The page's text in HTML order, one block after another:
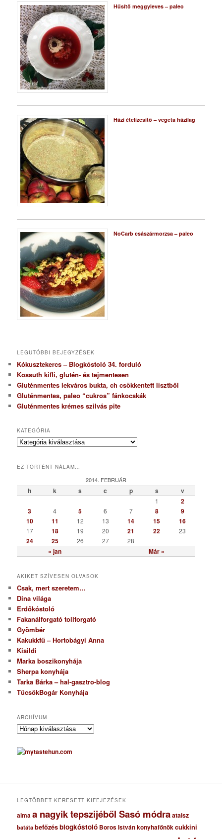
Hűsítő meggyleves – paleo
Házi ételízesítő – vegeta házilag
NoCarb császármorzsa – paleo
LEGUTÓBBI BEJEGYZÉSEK
Kókusztekercs – Blogkóstoló 34. forduló
Kossuth kifli, glutén- és tejmentesen
Gluténmentes lekváros bukta, ch csökkentett lisztből
Gluténmentes, paleo “cukros” fánkocskák
Gluténmentes krémes szilvás pite
KATEGÓRIA
K
e
ó
r
EZ TÖRTÉNT NÁLAM…
2014. FEBRUÁR
h k s c p s v
« jan Már »
1
2
3
4 5 6 7 8
9
10
11 12 13 14 15 16
17 18 19 20 21 22 23
24 25 26 27 28
AKIKET SZÍVESEN OLVASOK
Csak, mert szeretem…
Dina világa
Erdőkóstoló
Fakanálforgató tollforgató
Gyömbér
Kakukkfű – Hortobágyi Anna
Kisildi
Marka boszikonyhája
Sherpa konyhája
Tarka Bárka – hal-gasztro-blog
TücsökBogár Konyhája
ARCHÍVUM
A
c
h
u
LEGTÖBBET KERESETT KIFEJEZÉSEK
almaa nagyik tepszijéből Sasó módraataisz
batáta befőzésblogkóstoló Boros István konyhafőnökcukkini